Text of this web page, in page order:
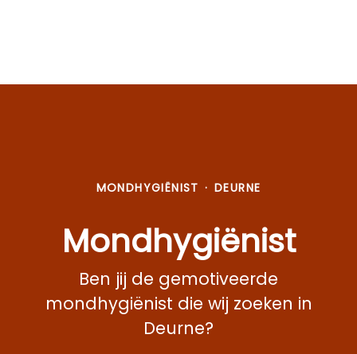
MONDHYGIËNIST · DEURNE
Mondhygiënist
Ben jij de gemotiveerde
mondhygiënist die wij zoeken in
Deurne?